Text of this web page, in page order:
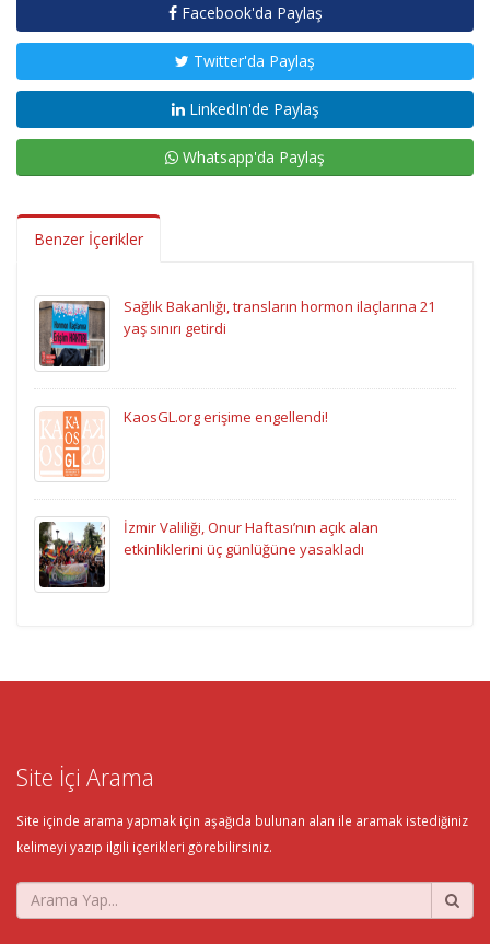
Facebook'da Paylaş
Twitter'da Paylaş
LinkedIn'de Paylaş
Whatsapp'da Paylaş
Benzer İçerikler
Sağlık Bakanlığı, transların hormon ilaçlarına 21
yaş sınırı getirdi
KaosGL.org erişime engellendi!
İzmir Valiliği, Onur Haftası’nın açık alan
etkinliklerini üç günlüğüne yasakladı
Site İçi Arama
Site içinde arama yapmak için aşağıda bulunan alan ile aramak istediğiniz
kelimeyi yazıp ilgili içerikleri görebilirsiniz.